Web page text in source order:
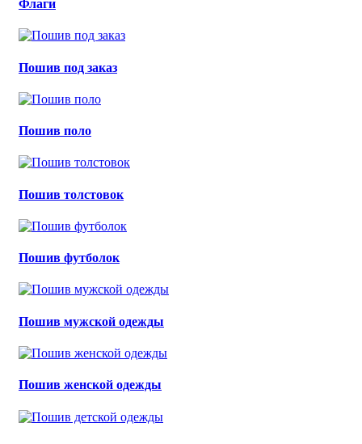
Флаги
Пошив под заказ
Пошив поло
Пошив толстовок
Пошив футболок
Пошив мужской одежды
Пошив женской одежды